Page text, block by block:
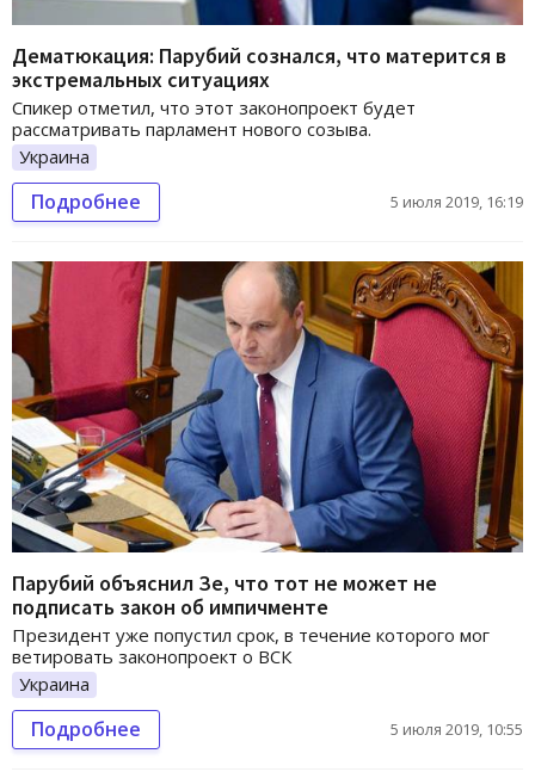
Дематюкация: Парубий сознался, что матерится в
экстремальных ситуациях
Спикер отметил, что этот законопроект будет
рассматривать парламент нового созыва.
Украина
Подробнее 5 июля 2019, 16:19
Парубий объяснил Зе, что тот не может не
подписать закон об импичменте
Президент уже попустил срок, в течение которого мог
ветировать законопроект о ВСК
Украина
Подробнее 5 июля 2019, 10:55